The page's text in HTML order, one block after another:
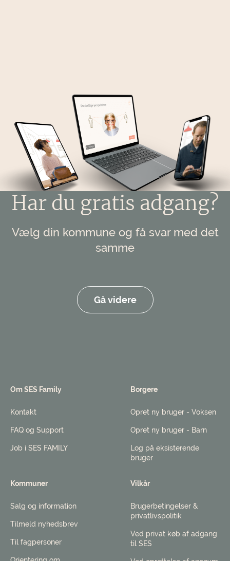
Har du gratis adgang?
Vælg din kommune og få svar med det
samme
Gå videre
Om SES Family
Kontakt
FAQ og Support
Job i SES FAMILY
Borgere
Opret ny bruger - Voksen
Opret ny bruger - Barn
Log på eksisterende
bruger
Kommuner
Salg og information
Tilmeld nyhedsbrev
Til fagpersoner
Vilkår
Brugerbetingelser &
privatlivspolitik
Ved privat køb af adgang
til SES